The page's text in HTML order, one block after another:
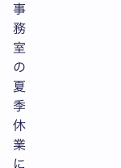
事
務
室
の
夏
季
休
業
に